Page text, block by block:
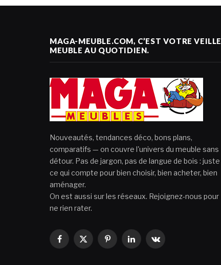
MAGA-MEUBLE.COM, C’EST VOTRE VEILLE
MEUBLE AU QUOTIDIEN.
Nouveautés, tendances déco, bons plans,
comparatifs — on couvre l'univers du meuble sans
détour. Pas de jargon, pas de langue de bois : juste
ce qui compte pour bien choisir, bien acheter, bien
aménager.
On est aussi sur les réseaux. Rejoignez-nous pour
ne rien rater.
Facebook
X
PinterestLinkedInVKontakte